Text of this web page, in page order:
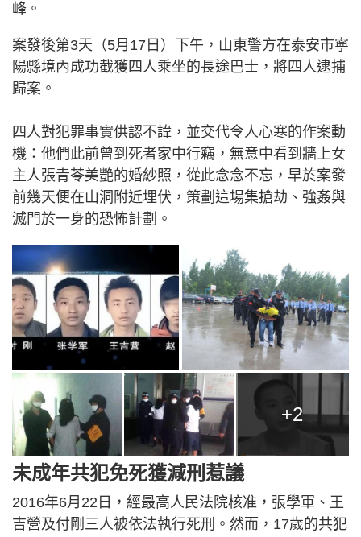
峰。
案發後第3天（5月17日）下午，山東警方在泰安市寧
陽縣境內成功截獲四人乘坐的長途巴士，將四人逮捕
歸案。
四人對犯罪事實供認不諱，並交代令人心寒的作案動
機：他們此前曾到死者家中行竊，無意中看到牆上女
主人張青苓美艷的婚紗照，從此念念不忘，早於案發
前幾天便在山洞附近埋伏，策劃這場集搶劫、強姦與
滅門於一身的恐怖計劃。
+2
未成年共犯免死獲減刑惹議
2016年6月22日，經最高人民法院核准，張學軍、王
吉營及付剛三人被依法執行死刑。然而，17歲的共犯